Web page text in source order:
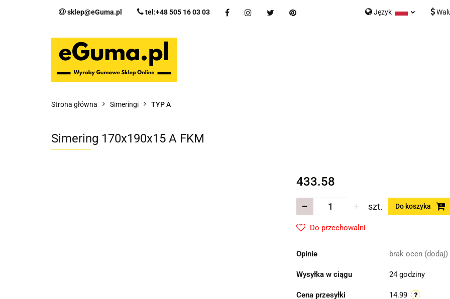
sklep@eGuma.pl tel:+48 505 16 03 03 Język
Kategorie Nowości Bestsellery Kontakt Formularz
Strona główna Simeringi TYP A
Simering 170x190x15 A FKM
433.58
szt. Do koszyka
Do przechowalni
Opinie brak ocen (dodaj)
Wysyłka w ciągu 24 godziny
Cena przesyłki 14.99